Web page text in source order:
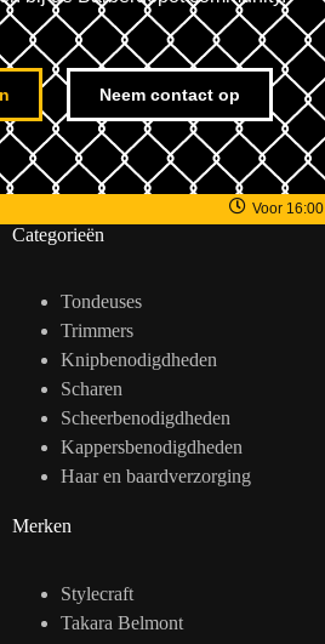
Neem contact op
Voor
Categorieën
Tondeuses
Trimmers
Knipbenodigdheden
Scharen
Scheerbenodigdheden
Kappersbenodigdheden
Haar en baardverzorging
Merken
Stylecraft
Takara Belmont